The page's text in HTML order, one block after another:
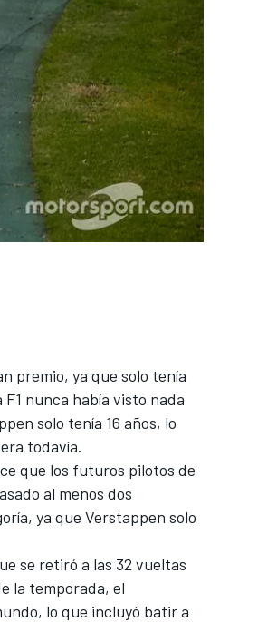
premio, ya que solo tenía
F1 nunca había visto nada
solo tenía 16 años, lo
todavía.
que los futuros pilotos de
al menos dos
ya que Verstappen solo
se retiró a las 32 vueltas
la temporada, el
lo que incluyó batir a